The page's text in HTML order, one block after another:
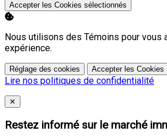
Accepter les Cookies sélectionnés
Nous utilisons des Témoins pour vous
expérience.
Réglage des cookies Accepter les Cookies
Lire nos politiques de confidentialité
Close
✕
Restez informé sur le marché